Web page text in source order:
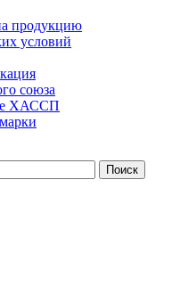
продукцию
условий
союза
ХАССП